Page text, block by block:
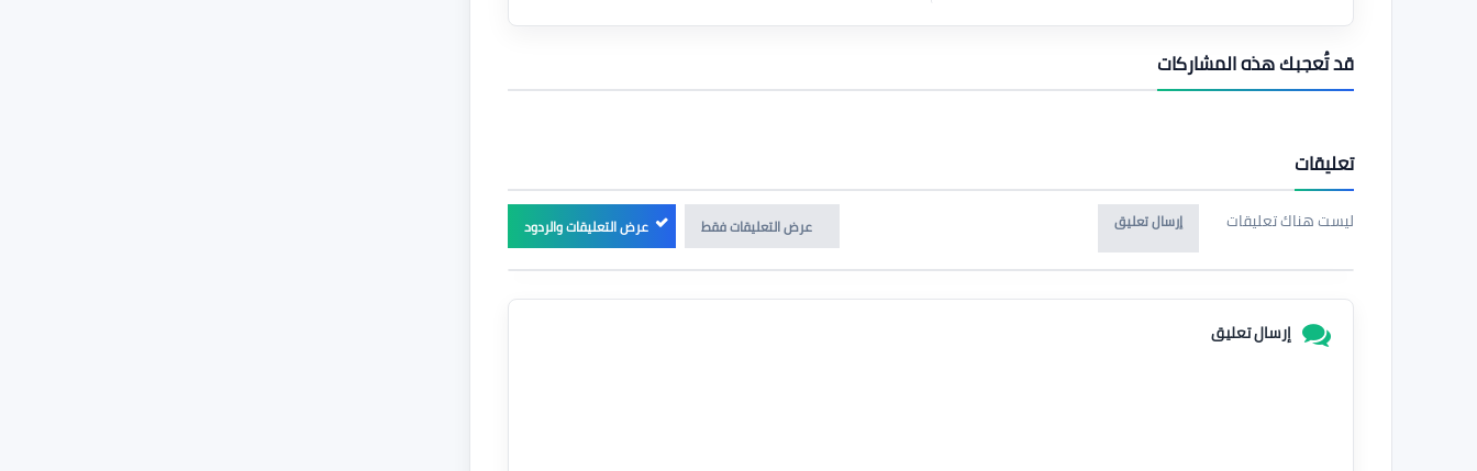
قد تُعجبك هذه المشاركات
تعليقات
ليست هناك تعليقات إرسال تعليق عرض التعليقات فقط عرض التعليقات والردود
إرسال تعليق